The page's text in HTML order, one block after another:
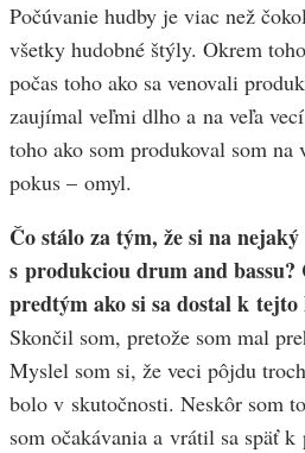
Počúvanie hudby je viac než
všetky hudobné štýly. Okrem
počas toho ako sa venovali
zaujímal veľmi dlho a na veľa
toho ako som produkoval som na
pokus – omyl.
Čo stálo za tým, že si na nejaký
s produkciou drum and bassu?
predtým ako si sa dostal k tejto
Skončil som, pretože som mal
Myslel som si, že veci pôjdu
bolo v skutočnosti. Neskôr som
som očakávania a vrátil sa späť